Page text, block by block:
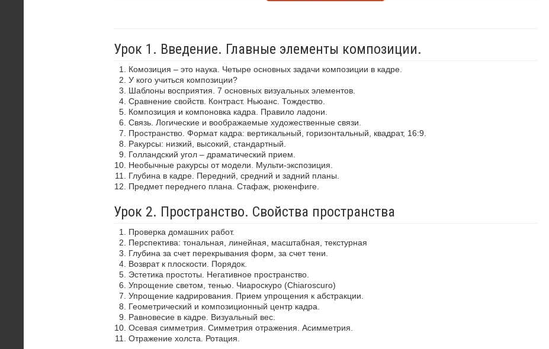
Урок 1. Введение. Главные элементы композиции.
Комозиция – это наука. Четыре основных задачи композиции в кадре.
У кого учиться композиции?
Шаблоны восприятия. 7 основных визуальных элементов.
Сравнение свойств. Контраст. Ньюанс. Тождество.
Композиция и компоновка кадра. Правило ладони.
Связь. Логические и воображаемые художественные связи.
Пространство. Формат кадра: вертикальный, горизонтальный, квадрат, 16:9.
Ракурсы: низкий, высокий, стандартный.
Голландский угол – драматический прием.
Необычные ракурсы от модели. Мульти-экспозиция.
Глубина в кадре. Передний, средний и задний планы.
Предмет переднего плана. Стафаж, рюкенфиге.
Урок 2. Пространство. Свойства пространства
Проверка домашних работ.
Перспектива: тональная, линейная, масштабная, текстурная
Глубина за счет перекрывания форм, за счет тени.
Возврат к плоскости. Порядок.
Эстетика простоты. Негативное пространство.
Упрощение светом, тенью. Чиароскуро (Chiaroscuro)
Упрощение кадрирования. Прием упрощения к абстракции.
Геометрический и композиционный центр кадра.
Равновесие в кадре. Визуальный вес.
Осевая симметрия. Симметрия отражения. Асимметрия.
Отражение холста. Ротация.